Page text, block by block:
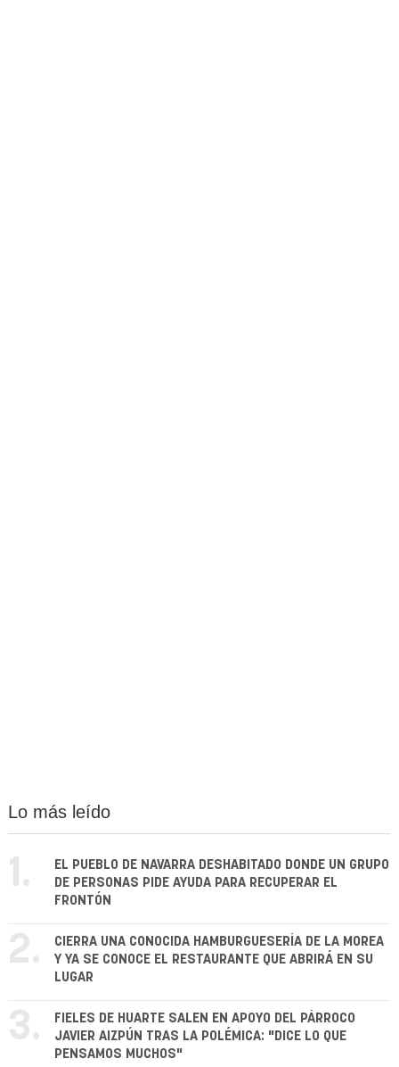
Lo más leído
1.
EL PUEBLO DE NAVARRA DESHABITADO DONDE UN GRUPO
DE PERSONAS PIDE AYUDA PARA RECUPERAR EL
FRONTÓN
2.
CIERRA UNA CONOCIDA HAMBURGUESERÍA DE LA MOREA
Y YA SE CONOCE EL RESTAURANTE QUE ABRIRÁ EN SU
LUGAR
3.
FIELES DE HUARTE SALEN EN APOYO DEL PÁRROCO
JAVIER AIZPÚN TRAS LA POLÉMICA: "DICE LO QUE
PENSAMOS MUCHOS"